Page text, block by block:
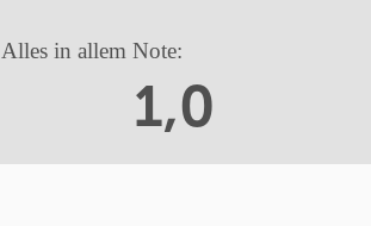
Alles in allem Note:
1,0